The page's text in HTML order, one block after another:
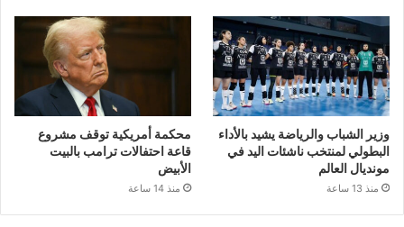
وزير الشباب والرياضة يشيد بالأداء
البطولي لمنتخب ناشئات اليد في
مونديال العالم
منذ 13 ساعة
محكمة أمريكية توقف مشروع
قاعة احتفالات ترامب بالبيت
الأبيض
منذ 14 ساعة